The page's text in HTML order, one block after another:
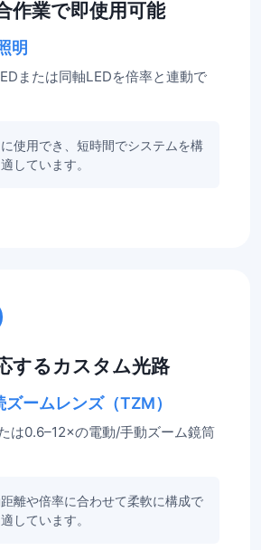
作業で即使用可能
明
または同軸LEDを倍率と連動で
使用でき、短時間でシステムを構
しています。
するカスタム光路
ームレンズ（TZM）
は0.6–12×の電動/手動ズーム鏡筒
離や倍率に合わせて柔軟に構成で
しています。